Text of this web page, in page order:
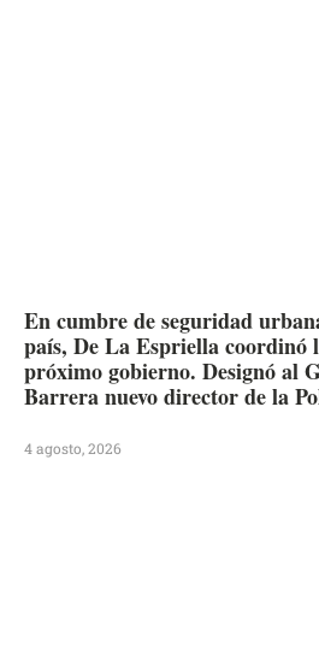
En cumbre de seguridad
país, De La Espriella coordinó
próximo gobierno. Designó al
Barrera nuevo director de la
4 agosto, 2026